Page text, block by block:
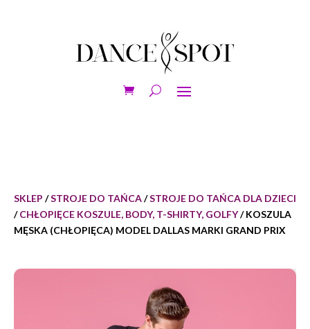
SKLEP /STROJE DO TAŃCA/STROJE DO TAŃCA DLA DZIECI
/CHŁOPIĘCE KOSZULE, BODY, T-SHIRTY, GOLFY/ KOSZULA
MĘSKA (CHŁOPIĘCA) MODEL DALLAS MARKI GRAND PRIX